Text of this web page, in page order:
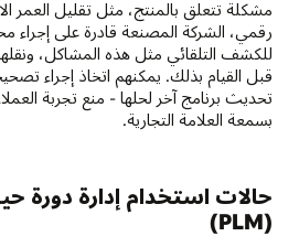
مشكلة تتعلق بالمنتج، مثل تقليل العمر
رقمي، الشركة المصنعة قادرة على إجراء
للكشف التلقائي مثل هذه المشاكل، ونقلها
قبل القيام بذلك. يمكنهم اتخاذ إجراء
تحديث برنامج آخر لحلها - منع تجربة
بسمعة العلامة التجارية.
حالات استخدام إدارة دورة
(PLM)